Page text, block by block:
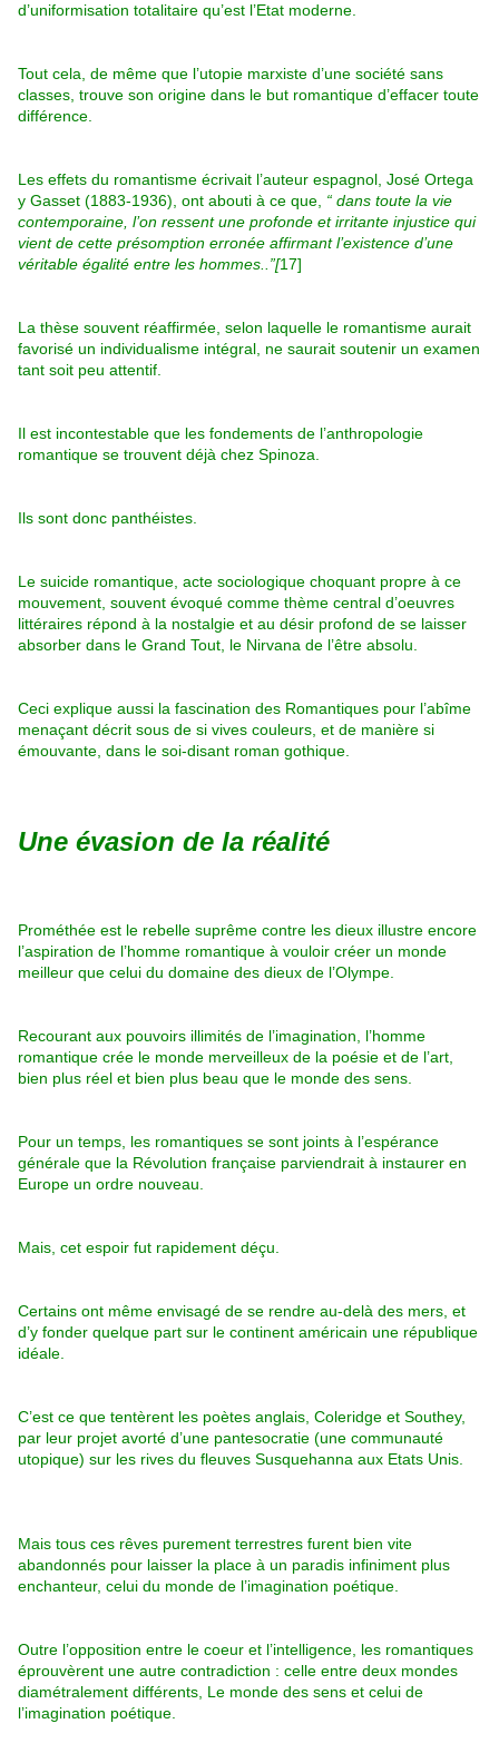
d’uniformisation totalitaire qu’est l’Etat moderne.
Tout cela, de même que l’utopie marxiste d’une société sans
classes, trouve son origine dans le but romantique d’effacer toute
différence.
Les effets du romantisme écrivait l’auteur espagnol, José Ortega
y Gasset (1883-1936), ont abouti à ce que, “ dans toute la vie
contemporaine, l’on ressent une profonde et irritante injustice qui
vient de cette présomption erronée affirmant l’existence d’une
véritable égalité entre les hommes..”[17]
La thèse souvent réaffirmée, selon laquelle le romantisme aurait
favorisé un individualisme intégral, ne saurait soutenir un examen
tant soit peu attentif.
Il est incontestable que les fondements de l’anthropologie
romantique se trouvent déjà chez Spinoza.
Ils sont donc panthéistes.
Le suicide romantique, acte sociologique choquant propre à ce
mouvement, souvent évoqué comme thème central d’oeuvres
littéraires répond à la nostalgie et au désir profond de se laisser
absorber dans le Grand Tout, le Nirvana de l’être absolu.
Ceci explique aussi la fascination des Romantiques pour l’abîme
menaçant décrit sous de si vives couleurs, et de manière si
émouvante, dans le soi-disant roman gothique.
Une évasion de la réalité
Prométhée est le rebelle suprême contre les dieux illustre encore
l’aspiration de l’homme romantique à vouloir créer un monde
meilleur que celui du domaine des dieux de l’Olympe.
Recourant aux pouvoirs illimités de l’imagination, l’homme
romantique crée le monde merveilleux de la poésie et de l’art,
bien plus réel et bien plus beau que le monde des sens.
Pour un temps, les romantiques se sont joints à l’espérance
générale que la Révolution française parviendrait à instaurer en
Europe un ordre nouveau.
Mais, cet espoir fut rapidement déçu.
Certains ont même envisagé de se rendre au-delà des mers, et
d’y fonder quelque part sur le continent américain une république
idéale.
C’est ce que tentèrent les poètes anglais, Coleridge et Southey,
par leur projet avorté d’une pantesocratie (une communauté
utopique) sur les rives du fleuves Susquehanna aux Etats Unis.
Mais tous ces rêves purement terrestres furent bien vite
abandonnés pour laisser la place à un paradis infiniment plus
enchanteur, celui du monde de l’imagination poétique.
Outre l’opposition entre le coeur et l’intelligence, les romantiques
éprouvèrent une autre contradiction : celle entre deux mondes
diamétralement différents, Le monde des sens et celui de
l’imagination poétique.